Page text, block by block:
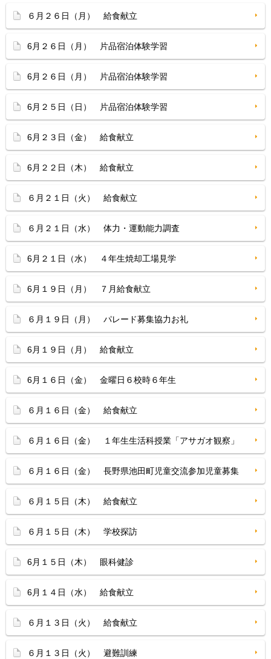
６月２６日（月） 給食献立
6月２６日（月） 片品宿泊体験学習
6月２６日（月） 片品宿泊体験学習
6月２５日（日） 片品宿泊体験学習
6月２３日（金） 給食献立
6月２２日（木） 給食献立
６月２１日（火） 給食献立
６月２１日（水） 体力・運動能力調査
6月２１日（水） ４年生焼却工場見学
6月１９日（月） ７月給食献立
６月１９日（月） パレード募集協力お礼
6月１９日（月） 給食献立
6月１６日（金） 金曜日６校時６年生
６月１６日（金） 給食献立
６月１６日（金） １年生生活科授業「アサガオ観察」
６月１６日（金） 長野県池田町児童交流参加児童募集
６月１５日（木） 給食献立
６月１５日（木） 学校探訪
6月１５日（木） 眼科健診
6月１４日（水） 給食献立
６月１３日（火） 給食献立
６月１３日（火） 避難訓練